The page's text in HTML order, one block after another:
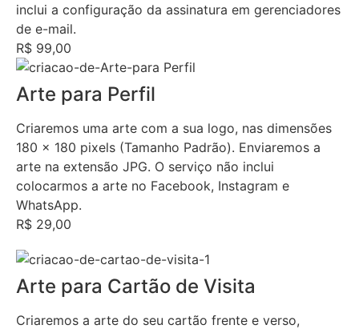
inclui a configuração da assinatura em gerenciadores
de e-mail.
R$ 99,00
Arte para Perfil
Criaremos uma arte com a sua logo, nas dimensões
180 x 180 pixels (Tamanho Padrão). Enviaremos a
arte na extensão JPG. O serviço não inclui
colocarmos a arte no Facebook, Instagram e
WhatsApp.
R$ 29,00
Arte para Cartão de Visita
Criaremos a arte do seu cartão frente e verso,